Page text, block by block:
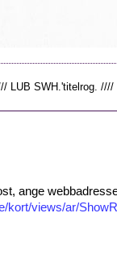
LUB SWH.'titelrog.
ange
kort/views/ar/